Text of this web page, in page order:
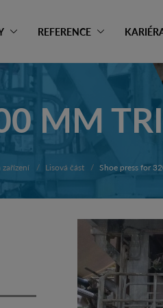
REFERENCE
MM
zařízení Lisová část Shoe press for